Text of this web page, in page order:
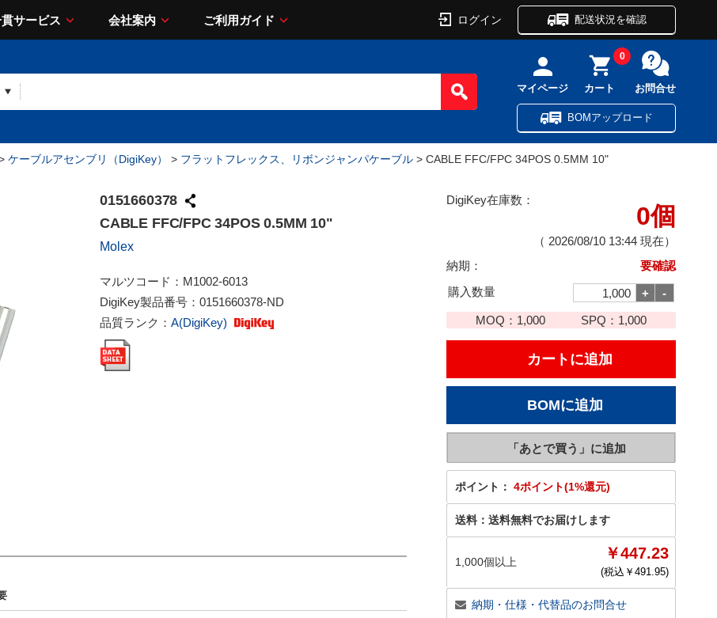
サービス 会社案内 ご利用ガイド ログイン 配送状況を確認
マイページ カート
0
お問合せ
BOMアップロード
ケーブルアセンブリ（DigiKey） > フラットフレックス、リボンジャンパケーブル > CABLE FFC/FPC 34POS 0.5MM 10"
0151660378
CABLE FFC/FPC 34POS 0.5MM 10"
Molex
マルツコード： M1002-6013
DigiKey製品番号： 0151660378-ND
品質ランク： A(DigiKey)
DigiKey在庫数：
0個
（ 2026/08/10 13:44 現在）
納期：
要確認
購入数量
MOQ： 1,000 SPQ： 1,000
ポイント： 4ポイント(1%還元)
送料： 送料無料でお届けします
1,000個以上 ￥447.23
(税込￥ 491.95)
納期・仕様・代替品のお問合せ